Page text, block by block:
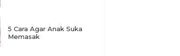
5 Cara Agar Anak Suka
Memasak